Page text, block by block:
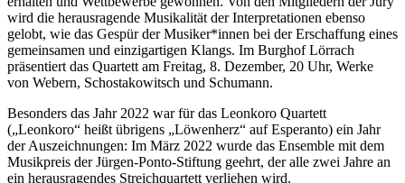
wird die herausragende Musikalität der Interpretationen ebenso
gelobt, wie das Gespür der Musiker*innen bei der Erschaffung eines
gemeinsamen und einzigartigen Klangs. Im Burghof Lörrach
präsentiert das Quartett am Freitag, 8. Dezember, 20 Uhr, Werke
von Webern, Schostakowitsch und Schumann.
Besonders das Jahr 2022 war für das Leonkoro Quartett
(„Leonkoro“ heißt übrigens „Löwenherz“ auf Esperanto) ein Jahr
der Auszeichnungen: Im März 2022 wurde das Ensemble mit dem
Musikpreis der Jürgen-Ponto-Stiftung geehrt, der alle zwei Jahre an
ein herausragendes Streichquartett verliehen wird.